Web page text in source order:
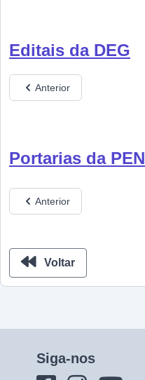
Editais da DEG
Anterior
Portarias da PEN
Anterior
Voltar
Siga-nos